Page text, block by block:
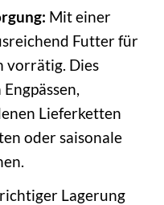
Mit einer
Futter für
vorrätig. Dies
Lieferketten
oder saisonale
Lagerung